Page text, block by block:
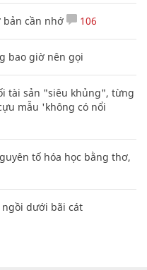
bản cần nhớ 106
bao giờ nên gọi
tài sản "siêu khủng", từng
mẫu 'không có nổi
tố hóa học bằng thơ,
dưới bãi cát